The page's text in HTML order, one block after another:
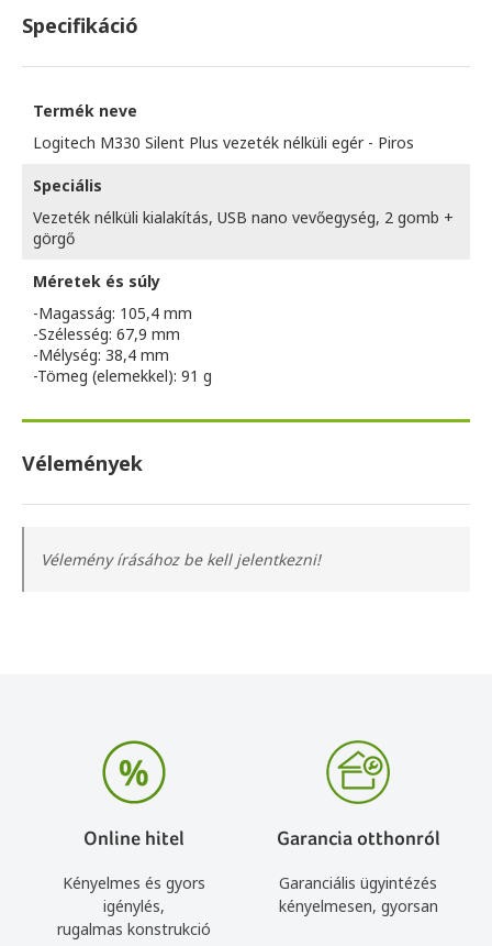
Specifikáció
Termék neve
Logitech M330 Silent Plus vezeték nélküli egér - Piros
Speciális
Vezeték nélküli kialakítás, USB nano vevőegység, 2 gomb +
görgő
Méretek és súly
-Magasság: 105,4 mm
-Szélesség: 67,9 mm
-Mélység: 38,4 mm
-Tömeg (elemekkel): 91 g
Vélemények
Vélemény írásához be kell jelentkezni!
Online hitel
Kényelmes és gyors
igénylés,
rugalmas konstrukció
Garancia otthonról
Garanciális ügyintézés
kényelmesen, gyorsan